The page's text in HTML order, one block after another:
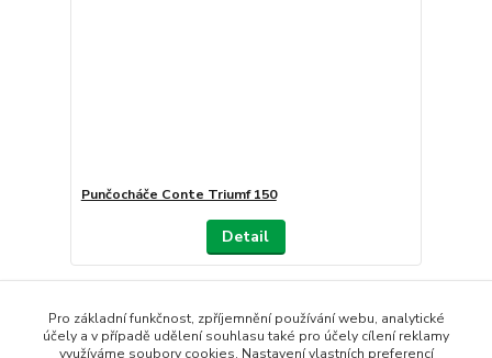
Punčocháče Conte Triumf 150
Detail
Načíst další produkty (21)
strana z 3další
Pro základní funkčnost, zpříjemnění používání webu, analytické
účely a v případě udělení souhlasu také pro účely cílení reklamy
využíváme soubory cookies. Nastavení vlastních preferencí